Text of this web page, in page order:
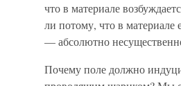
что в материале
ли потому, что в
— абсолютно
Почему поле должно